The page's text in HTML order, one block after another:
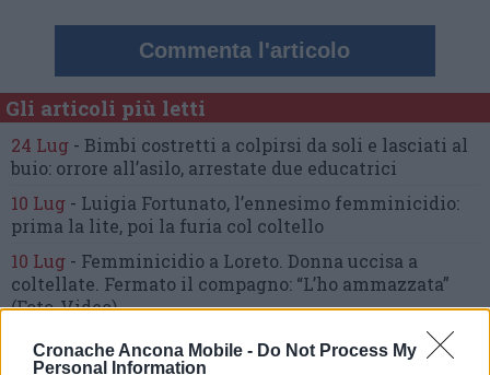
Cronache Ancona Mobile - Do Not Process My
Personal Information
Commenta l'articolo
Gli articoli più letti
24 Lug - Bimbi costretti a colpirsi da soli e lasciati al
buio: orrore all’asilo, arrestate due educatrici
10 Lug - Luigia Fortunato, l’ennesimo femminicidio:
prima la lite, poi la furia col coltello
10 Lug - Femminicidio a Loreto. Donna uccisa a
coltellate. Fermato il compagno: “L’ho ammazzata”
(Foto-Video)
26 Lug-Scontro tra auto e moto a Numana:
gravissimo un centauro
in eliambulanza a Torrette